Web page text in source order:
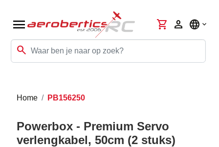
menu
search
shopping_cart person language
Home PB156250
Powerbox - Premium Servo
verlengkabel, 50cm (2 stuks)